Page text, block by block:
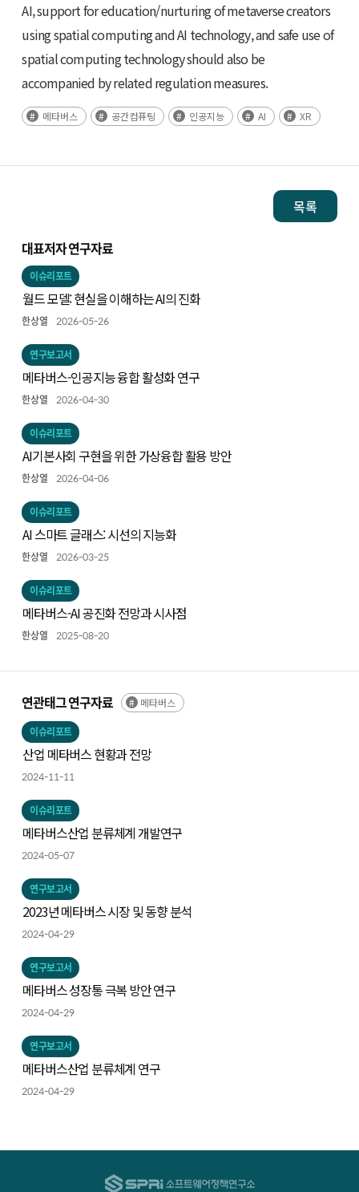
AI, support for education/nurturing of metaverse creators
using spatial computing and AI technology, and safe use of
spatial computing technology should also be
accompanied by related regulation measures.
메타버스 공간컴퓨팅 인공지능 AI XR
목록
대표저자 연구자료
이슈리포트
월드 모델: 현실을 이해하는 AI의 진화
한상열 2026-05-26
연구보고서
메타버스-인공지능 융합 활성화 연구
한상열 2026-04-30
이슈리포트
AI기본사회 구현을 위한 가상융합 활용 방안
한상열 2026-04-06
이슈리포트
AI 스마트 글래스: 시선의 지능화
한상열 2026-03-25
이슈리포트
메타버스-AI 공진화 전망과 시사점
한상열 2025-08-20
연관태그 연구자료 메타버스
이슈리포트
산업 메타버스 현황과 전망
2024-11-11
이슈리포트
메타버스산업 분류체계 개발연구
2024-05-07
연구보고서
2023년 메타버스 시장 및 동향 분석
2024-04-29
연구보고서
메타버스 성장통 극복 방안 연구
2024-04-29
연구보고서
메타버스산업 분류체계 연구
2024-04-29